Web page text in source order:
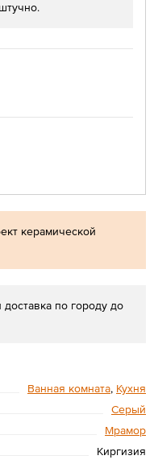
керамической
доставка по городу до
Ванная комната, Кухня
Серый
Мрамор
Киргизия